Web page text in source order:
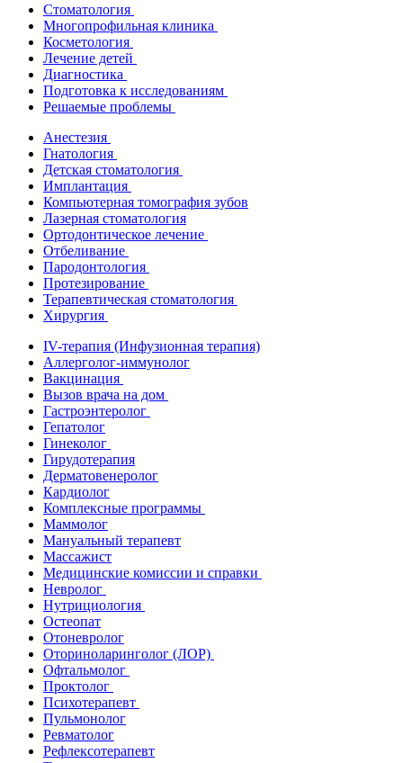
Стоматология
Многопрофильная клиника
Косметология
Лечение детей
Диагностика
Подготовка к исследованиям
Решаемые проблемы
Анестезия
Гнатология
Детская стоматология
Имплантация
Компьютерная томография зубов
Лазерная стоматология
Ортодонтическое лечение
Отбеливание
Пародонтология
Протезирование
Терапевтическая стоматология
Хирургия
IV-терапия (Инфузионная терапия)
Аллерголог-иммунолог
Вакцинация
Вызов врача на дом
Гастроэнтеролог
Гепатолог
Гинеколог
Гирудотерапия
Дерматовенеролог
Кардиолог
Комплексные программы
Маммолог
Мануальный терапевт
Массажист
Медицинские комиссии и справки
Невролог
Нутрициология
Остеопат
Отоневролог
Оториноларинголог (ЛОР)
Офтальмолог
Проктолог
Психотерапевт
Пульмонолог
Ревматолог
Рефлексотерапевт